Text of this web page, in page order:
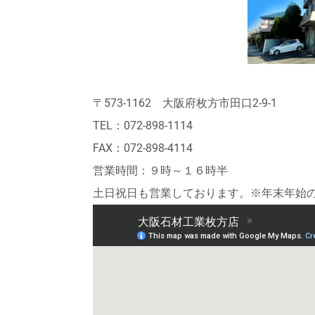
〒573-1162 大阪府枚方市田口2-9-1
TEL：072-898-1114
FAX：072-898-4114
営業時間：９時～１６時半
土日祝日も営業しております。※年末年始